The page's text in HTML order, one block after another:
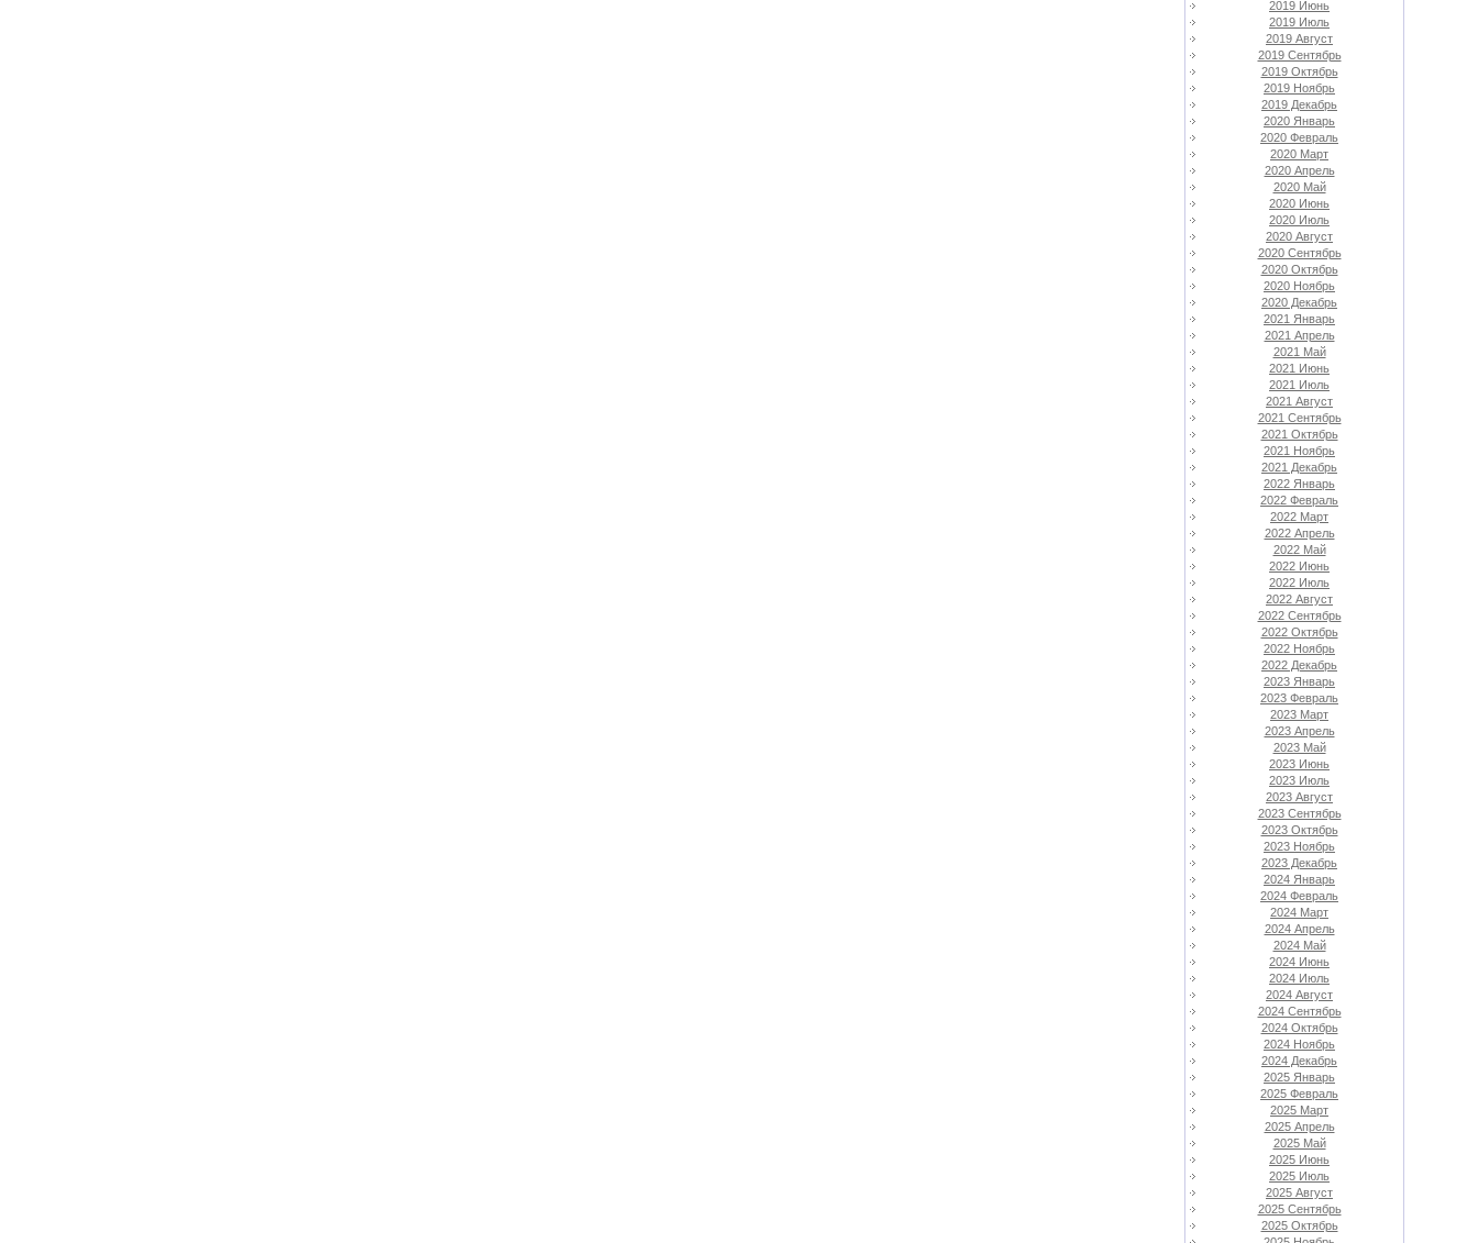
2019 Июнь
2019 Июль
2019 Август
2019 Сентябрь
2019 Октябрь
2019 Ноябрь
2019 Декабрь
2020 Январь
2020 Февраль
2020 Март
2020 Апрель
2020 Май
2020 Июнь
2020 Июль
2020 Август
2020 Сентябрь
2020 Октябрь
2020 Ноябрь
2020 Декабрь
2021 Январь
2021 Апрель
2021 Май
2021 Июнь
2021 Июль
2021 Август
2021 Сентябрь
2021 Октябрь
2021 Ноябрь
2021 Декабрь
2022 Январь
2022 Февраль
2022 Март
2022 Апрель
2022 Май
2022 Июнь
2022 Июль
2022 Август
2022 Сентябрь
2022 Октябрь
2022 Ноябрь
2022 Декабрь
2023 Январь
2023 Февраль
2023 Март
2023 Апрель
2023 Май
2023 Июнь
2023 Июль
2023 Август
2023 Сентябрь
2023 Октябрь
2023 Ноябрь
2023 Декабрь
2024 Январь
2024 Февраль
2024 Март
2024 Апрель
2024 Май
2024 Июнь
2024 Июль
2024 Август
2024 Сентябрь
2024 Октябрь
2024 Ноябрь
2024 Декабрь
2025 Январь
2025 Февраль
2025 Март
2025 Апрель
2025 Май
2025 Июнь
2025 Июль
2025 Август
2025 Сентябрь
2025 Октябрь